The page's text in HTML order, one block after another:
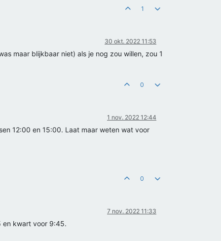
1
30 okt. 2022 11:53
maar blijkbaar niet) als je nog zou willen, zou 1
0
1 nov. 2022 12:44
12:00 en 15:00. Laat maar weten wat voor
0
7 nov. 2022 11:33
en kwart voor 9:45.